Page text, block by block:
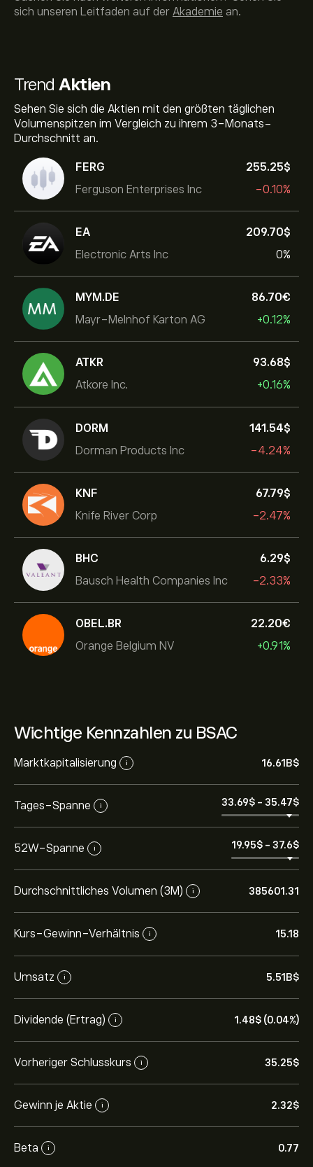
Trend Aktien
Sehen Sie sich die Aktien mit den größten täglichen
Volumenspitzen im Vergleich zu ihrem 3-Monats-
Durchschnitt an.
FERG
Ferguson Enterprises Inc
255.25‎$‎
-0.10%
EA
Electronic Arts Inc
209.70‎$‎
0%
MYM.DE
Mayr-Melnhof Karton AG
86.70‎€‎
+0.12%
ATKR
Atkore Inc.
93.68‎$‎
+0.16%
DORM
Dorman Products Inc
141.54‎$‎
-4.24%
KNF
Knife River Corp
67.79‎$‎
-2.47%
BHC
Bausch Health Companies Inc
6.29‎$‎
-2.33%
OBEL.BR
Orange Belgium NV
22.20‎€‎
+0.91%
Wichtige Kennzahlen zu BSAC
Marktkapitalisierung i 16.61B‎$‎
Tages-Spanne i 33.69‎$‎ - 35.47‎$‎
52W-Spanne i 19.95‎$‎ - 37.6‎$‎
Durchschnittliches Volumen (3M) i 385601.31
Kurs-Gewinn-Verhältnis i 15.18
Umsatz i 5.51B‎$‎
Dividende (Ertrag) i 1.48‎$‎ (0.04%)
Vorheriger Schlusskurs i 35.25‎$‎
Gewinn je Aktie i 2.32‎$‎
Beta i 0.77
sich unseren Leitfaden auf der Akademie an.